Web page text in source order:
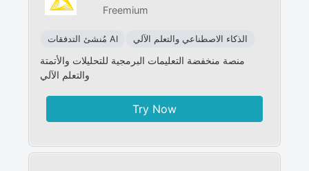
Freemium
مُنشئ التدفقات AI الذكاء الاصطناعي والتعلم الآلي
منصة منخفضة التعليمات البرمجية للتحليلات والأتمتة
والتعلم الآلي
Try Now